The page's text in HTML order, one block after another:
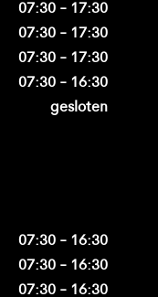
07:30 - 17:30
07:30 - 17:30
07:30 - 17:30
07:30 - 16:30
gesloten
07:30 - 16:30
07:30 - 16:30
07:30 - 16:30